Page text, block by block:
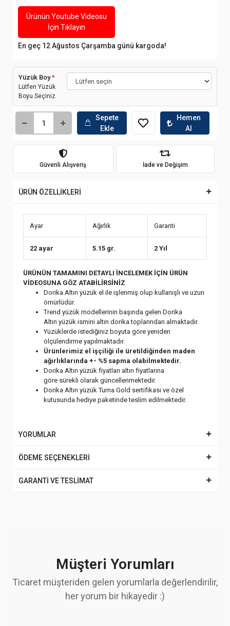
Ürünün Youtube Videosu
İçin Tıklayın
En geç 12 Ağustos Çarşamba günü kargoda!
Yüzük Boy*
Lütfen Yüzük
Boyu Seçiniz
Sepete
Ekle
Hemen
Al
Güvenli Alışveriş İade ve Değişim
ÜRÜN ÖZELLİKLERİ
Ayar Ağırlık Garanti
22 ayar 5.15 gr. 2 Yıl
ÜRÜNÜN TAMAMINI DETAYLI İNCELEMEK İÇİN ÜRÜN
VİDEOSUNA GÖZ ATABİLİRSİNİZ
Dorika Altın yüzük el ile işlenmiş olup kullanışlı ve uzun
ömürlüdür.
Trend yüzük modellerinin başında gelen Dorika
Altın yüzük ismini altın dorika toplarından almaktadır.
Yüzüklerde istediğiniz boyuta göre yeniden
ölçülendirme yapılmaktadır.
Ürünlerimiz el işçiliği ile üretildiğinden maden
ağırlıklarında +- %5 sapma olabilmektedir.
Dorika Altın yüzük fiyatları altın fiyatlarına
göre sürekli olarak güncellenmektedir.
Dorika Altın yüzük Turna Gold sertifikası ve özel
kutusunda hediye paketinde teslim edilmektedir.
YORUMLAR
ÖDEME SEÇENEKLERİ
GARANTİ VE TESLİMAT
Müşteri Yorumları
Ticaret müşteriden gelen yorumlarla değerlendirilir,
her yorum bir hikayedir :)